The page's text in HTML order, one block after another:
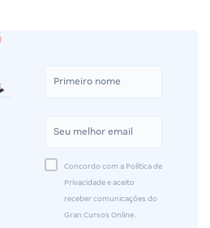
Concordo com a Política de
Privacidade e aceito
receber comunicações do
Gran Cursos Online.